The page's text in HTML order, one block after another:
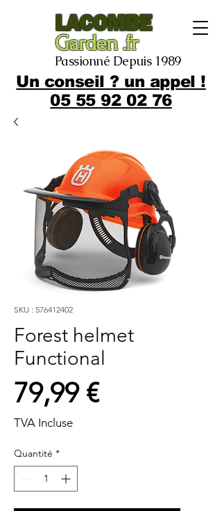
LACOMBE
Garden .fr
Passionné Depuis 1989
Un conseil ? un appel !
05 55 92 02 76
SKU : 576412402
Forest helmet
Functional
79,99 €Prix
TVA Incluse
Quantité *